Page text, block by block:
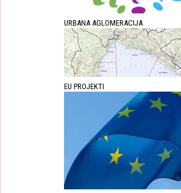
URBANA AGLOMERACIJA
EU PROJEKTI